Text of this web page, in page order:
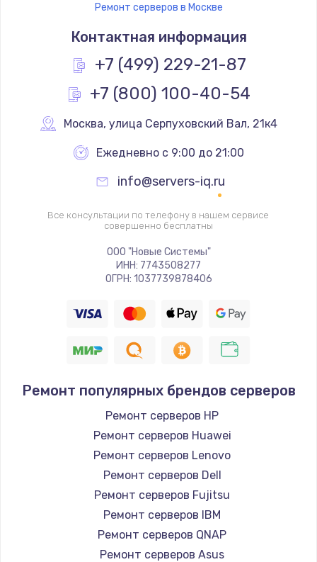
Замена термостата
1200 руб.
Заказать
Замена реле
Замена термопредохранителя
700 руб.
Заказать
Замена ТЭНа
2500 руб.
1400 руб.
Замена / ремонт электронного модуля
управления
600 руб.
Заказать
Замена конфорки
1100 руб.
Заказать
Ремонт серверов в Москве
Контактная информация
+7 (499) 229-21-87
+7 (800) 100-40-54
Москва, улица Серпуховский Вал, 21к4
Ежедневно с 9:00 до 21:00
info@servers-iq.ru
Все консультации по телефону в нашем сервисе
совершенно бесплатны
ООО "Новые Системы"
ИНН: 7743508277
ОГРН: 1037739878406
Ремонт популярных брендов серверов
Ремонт серверов HP
Ремонт серверов Huawei
Ремонт серверов Lenovo
Ремонт серверов Dell
Ремонт серверов Fujitsu
Ремонт серверов IBM
Ремонт серверов QNAP
Ремонт серверов Asus